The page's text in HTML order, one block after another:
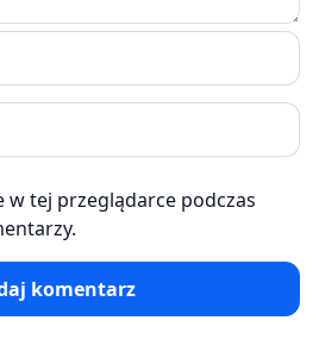
w tej przeglądarce podczas
komentarz